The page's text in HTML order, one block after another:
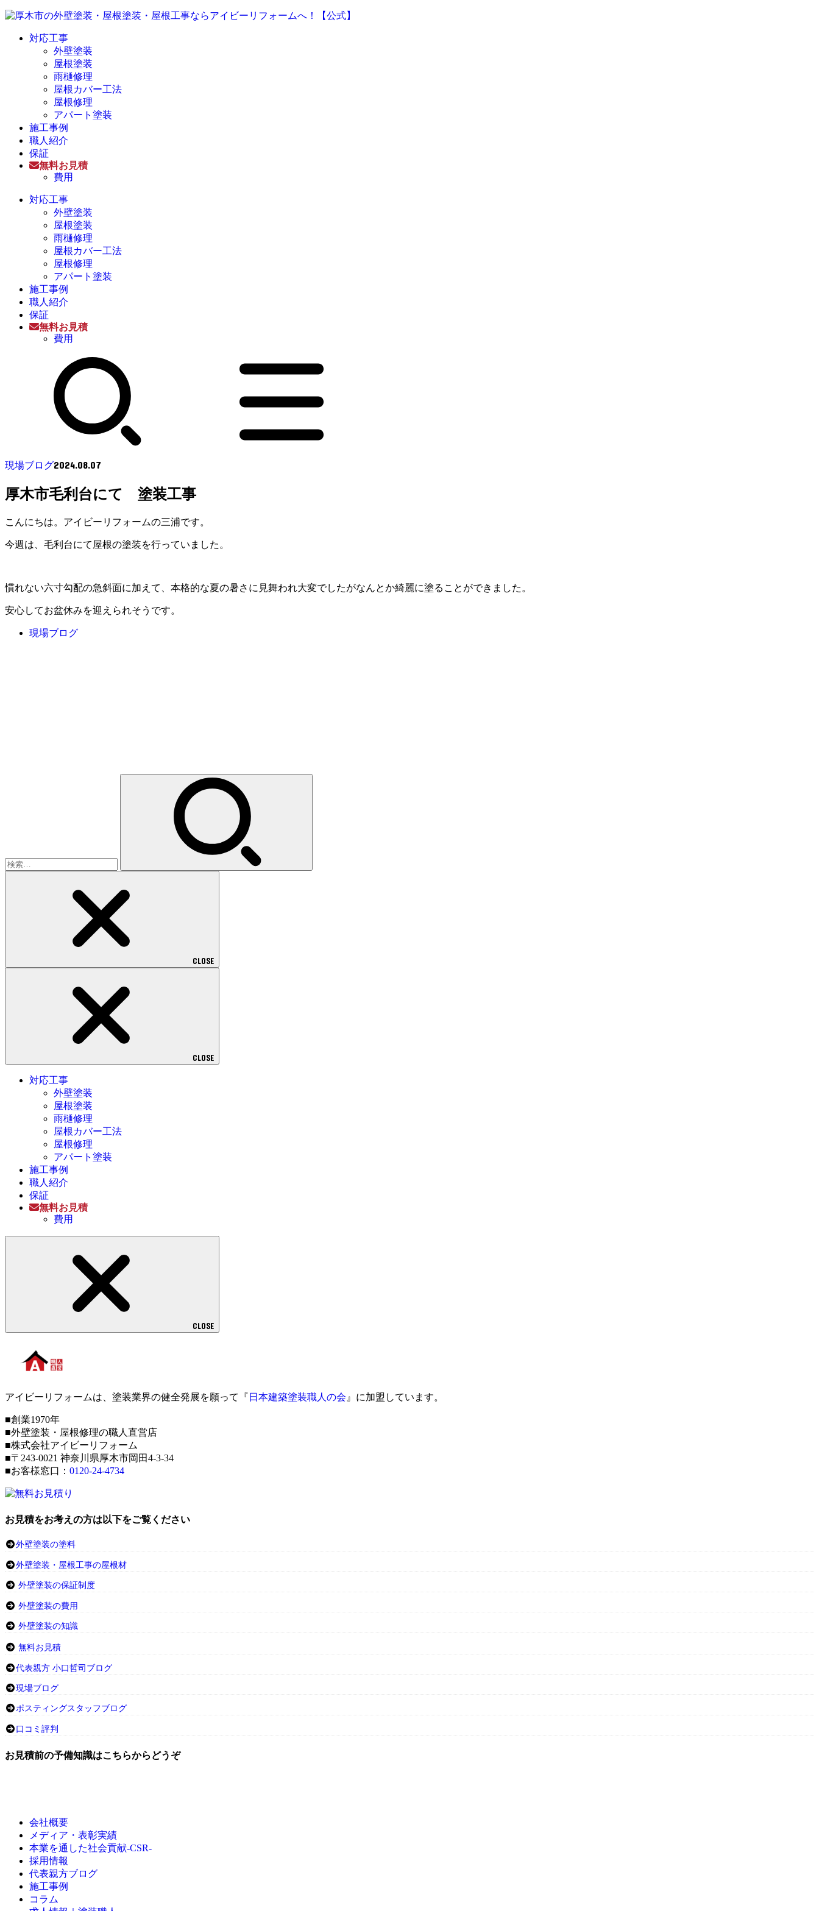
対応工事
外壁塗装
屋根塗装
雨樋修理
屋根カバー工法
屋根修理
アパート塗装
施工事例
職人紹介
保証
無料お見積
費用
対応工事
外壁塗装
屋根塗装
雨樋修理
屋根カバー工法
屋根修理
アパート塗装
施工事例
職人紹介
保証
無料お見積
費用
現場ブログ2024.08.07
厚木市毛利台にて 塗装工事
こんにちは。アイビーリフォームの三浦です。
今週は、毛利台にて屋根の塗装を行っていました。
慣れない六寸勾配の急斜面に加えて、本格的な夏の暑さに見舞われ大変でしたがなんとか綺麗に塗ることができました。
安心してお盆休みを迎えられそうです。
現場ブログ
CLOSE
CLOSE
対応工事
外壁塗装
屋根塗装
雨樋修理
屋根カバー工法
屋根修理
アパート塗装
施工事例
職人紹介
保証
無料お見積
費用
CLOSE
アイビーリフォームは、塗装業界の健全発展を願って『 日本建築塗装職人の会 』に加盟しています。
■創業1970年
■外壁塗装・屋根修理の職人直営店
■株式会社アイビーリフォーム
■〒243-0021 神奈川県厚木市岡田4-3-34
■お客様窓口： 0120-24-4734
お見積をお考えの方は以下をご覧ください
外壁塗装の塗料
外壁塗装・屋根工事の屋根材
外壁塗装の保証制度
外壁塗装の費用
外壁塗装の知識
無料お見積
代表親方 小口哲司ブログ
現場ブログ
ポスティングスタッフブログ
口コミ評判
お見積前の予備知識はこちらからどうぞ
会社概要
メディア・表彰実績
本業を通した社会貢献-CSR-
採用情報
代表親方ブログ
施工事例
コラム